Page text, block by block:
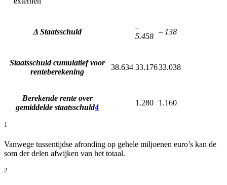
Δ Staatsschuld
–
5.458
– 138
Staatsschuld cumulatief voor
renteberekening
38.634 33.17633.038
Berekende rente over
gemiddelde staatsschuld4
1.280 1.160
1
Vanwege tussentijdse afronding op gehele miljoenen euro’s kan de
som der delen afwijken van het totaal.
2